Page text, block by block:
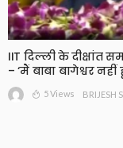
IIT दिल्ली के दीक्षांत
– ‘मैं बाबा बागेश्वर
5 Views BRIJESH